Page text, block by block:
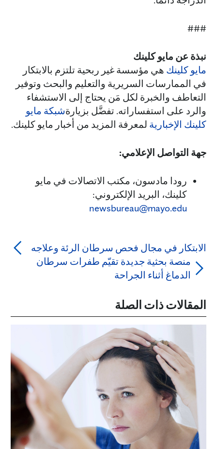
###
نبذة عن مايو كلينك
مايو كلينك هي مؤسسة غير ربحية تلتزم بالابتكار
في الممارسات السريرية والتعليم والبحث وتوفير
التعاطف والخبرة لكل مَن يحتاج إلى الاستشفاء
والرد على استفساراته. تفضَّل بزيارةشبكة مايو
كلينك الإخبارية لمعرفة المزيد من أخبار مايو كلينك.
جهة التواصل الإعلامي:
رودا مادسون، مكتب الاتصالات في مايو
كلينك، البريد الإلكتروني:
newsbureau@mayo.edu
الابتكار في مجال فحص سرطان الرئة وعلاجه
منصة بحثية جديدة تقيّم طفرات سرطان
الدماغ أثناء الجراحة
المقالات ذات الصلة